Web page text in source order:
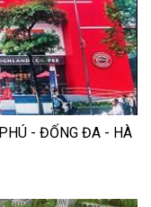
- ĐỐNG ĐA - HÀ